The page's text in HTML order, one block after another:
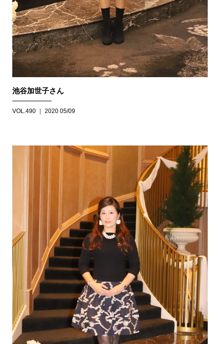
池谷加世子さん
VOL.490 ｜ 2020 05/09